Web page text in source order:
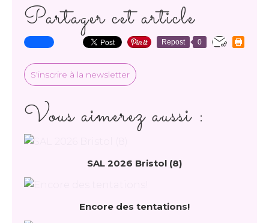
Partager cet article
Repost 0
S'inscrire à la newsletter
Vous aimerez aussi :
SAL 2026 Bristol (8)
Encore des tentations!